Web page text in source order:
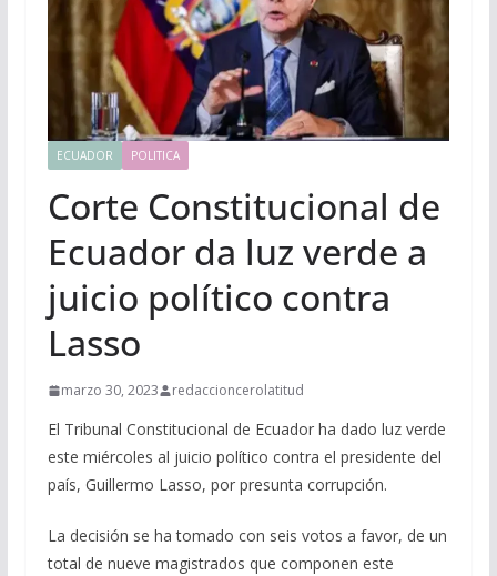
ECUADOR POLITICA
Corte Constitucional de
Ecuador da luz verde a
juicio político contra
Lasso
marzo 30, 2023 redaccioncerolatitud
El Tribunal Constitucional de Ecuador ha dado luz verde
este miércoles al juicio político contra el presidente del
país, Guillermo Lasso, por presunta corrupción.
La decisión se ha tomado con seis votos a favor, de un
total de nueve magistrados que componen este